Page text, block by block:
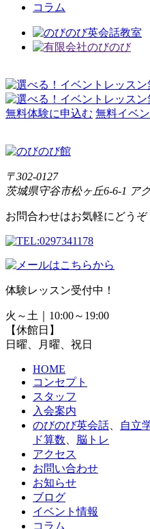
コラム
無料体験に申込む 無料イベ
〒302-0127
茨城県守谷市松ヶ丘6-6-1 ア
お問合わせはお気軽にどうぞ
体験レッスン受付中！
火～土｜10:00～19:00
【休館日】
日曜、月曜、祝日
HOME
コンセプト
スタッフ
入会案内
のびのび英会話
自立
ド算数
脳トレ
アクセス
お問い合わせ
お知らせ
ブログ
イベント情報
コラム